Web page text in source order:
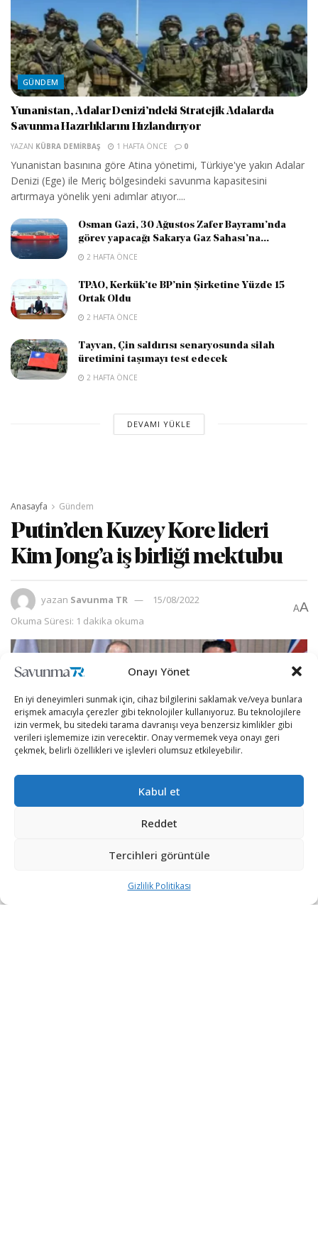
Onayı Yönet
En iyi deneyimleri sunmak için, cihaz bilgilerini saklamak ve/veya bunlara
erişmek amacıyla çerezler gibi teknolojiler kullanıyoruz. Bu teknolojilere
izin vermek, bu sitedeki tarama davranışı veya benzersiz kimlikler gibi
verileri işlememize izin verecektir. Onay vermemek veya onayı geri
çekmek, belirli özellikleri ve işlevleri olumsuz etkileyebilir.
Kabul et
Reddet
Tercihleri görüntüle
Gizlilik Politikası
GÜNDEM
Yunanistan, Adalar Denizi’ndeki Stratejik Adalarda
Savunma Hazırlıklarını Hızlandırıyor
YAZAN KÜBRA DEMIRBAŞ 1 HAFTA ÖNCE 0
Yunanistan basınına göre Atina yönetimi, Türkiye'ye yakın Adalar
Denizi (Ege) ile Meriç bölgesindeki savunma kapasitesini
artırmaya yönelik yeni adımlar atıyor....
Osman Gazi, 30 Ağustos Zafer Bayramı’nda
görev yapacağı Sakarya Gaz Sahası’na...
2 HAFTA ÖNCE
TPAO, Kerkük’te BP’nin Şirketine Yüzde 15
Ortak Oldu
2 HAFTA ÖNCE
Tayvan, Çin saldırısı senaryosunda silah
üretimini taşımayı test edecek
2 HAFTA ÖNCE
DEVAMI YÜKLE
Anasayfa Gündem
Putin’den Kuzey Kore lideri
Kim Jong’a iş birliği mektubu
yazan Savunma TR
15/08/2022
Okuma Süresi: 1 dakika okuma
AA
Füze denemeleriyle dünyayı tehdit eden Kuzey Kore ile
Ukrayna’yı işgal eden Rusya yeni müttefiklik yolunda